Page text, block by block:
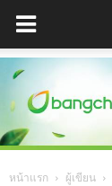
หน้าแรก ผู้เขียน